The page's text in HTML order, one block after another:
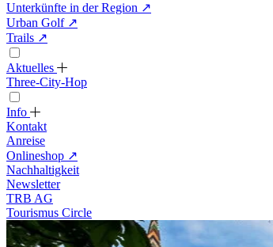
Unterkünfte in der Region ↗
Urban Golf ↗
Trails ↗
Aktuelles
Three-City-Hop
Info
Kontakt
Anreise
Onlineshop ↗
Nachhaltigkeit
Newsletter
TRB AG
Tourismus Circle